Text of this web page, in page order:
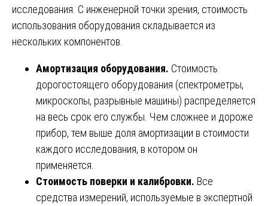
исследования. С инженерной точки зрения, стоимость
использования оборудования складывается из
нескольких компонентов.
Амортизация оборудования. Стоимость
дорогостоящего оборудования (спектрометры,
микроскопы, разрывные машины) распределяется
на весь срок его службы. Чем сложнее и дороже
прибор, тем выше доля амортизации в стоимости
каждого исследования, в котором он
применяется.
Стоимость поверки и калибровки. Все
средства измерений, используемые в экспертной